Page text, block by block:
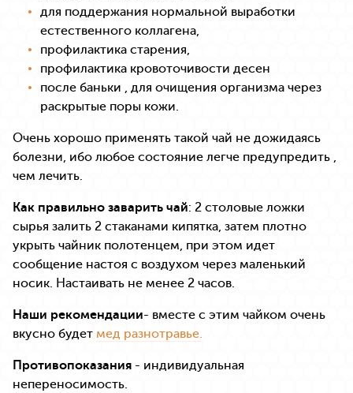
для поддержания нормальной выработки
естественного коллагена,
профилактика старения,
профилактика кровоточивости десен
после баньки , для очищения организма через
раскрытые поры кожи.
Очень хорошо применять такой чай не дожидаясь
болезни, ибо любое состояние легче предупредить ,
чем лечить.
Как правильно заварить чай: 2 столовые ложки
сырья залить 2 стаканами кипятка, затем плотно
укрыть чайник полотенцем, при этом идет
сообщение настоя с воздухом через маленький
носик. Настаивать не менее 2 часов.
Наши рекомендации- вместе с этим чайком очень
вкусно будет мед разнотравье.
Противопоказания - индивидуальная
непереносимость.